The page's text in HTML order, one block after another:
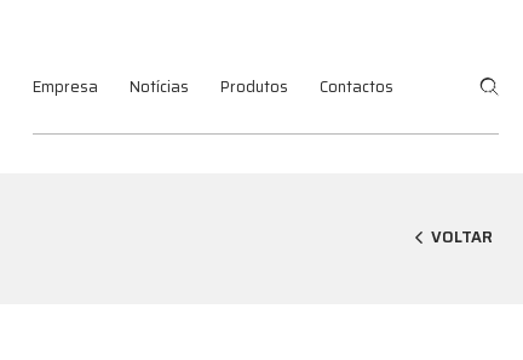
Empresa Notícias Produtos Contactos
VOLTAR